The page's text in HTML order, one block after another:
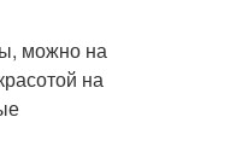
можно на
на